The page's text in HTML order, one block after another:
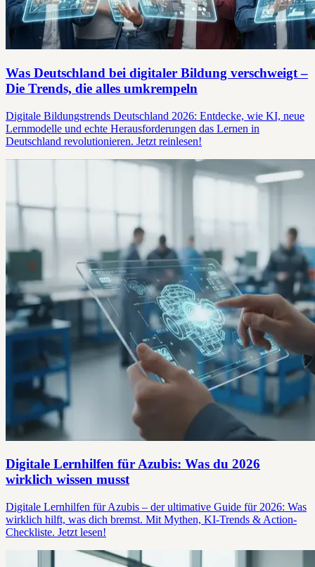
Was Deutschland bei digitaler Bildung verschweigt –
Die Trends, die alles umkrempeln
Digitale Bildungstrends Deutschland 2026: Entdecke, wie KI, neue
Lernmodelle und echte Herausforderungen das Lernen in
Deutschland revolutionieren. Jetzt reinlesen!
Digitale Lernhilfen für Azubis: Was du 2026
wirklich wissen musst
Digitale Lernhilfen für Azubis – der ultimative Guide für 2026: Was
wirklich hilft, was dich bremst. Mit Mythen, KI-Trends & Action-
Checkliste. Jetzt lesen!